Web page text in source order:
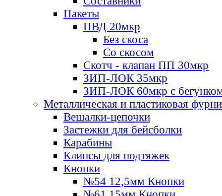
Пакеты
ПВД 20мкр
Без скоса
Со скосом
Скотч - клапан ПП 30мкр
ЗИП-ЛОК 35мкр
ЗИП-ЛОК 60мкр с
Металлическая и пластиковая
Вешалки-цепочки
Застежки для бейсболки
Карабины
Клипсы для подтяжек
Кнопки
№54 12,5мм Кнопки